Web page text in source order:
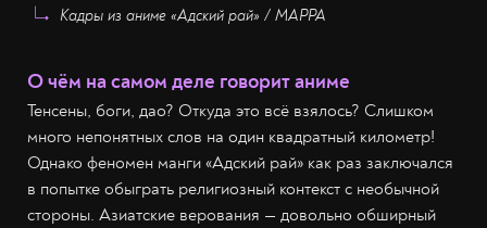
Кадры из аниме «Адский рай» / МАРРА
О чём на самом деле говорит аниме
Тенсены, боги, дао? Откуда это всё взялось? Слишком
много непонятных слов на один квадратный километр!
Однако феномен манги «Адский рай» как раз заключался
в попытке обыграть религиозный контекст с необычной
стороны. Азиатские верования — довольно обширный